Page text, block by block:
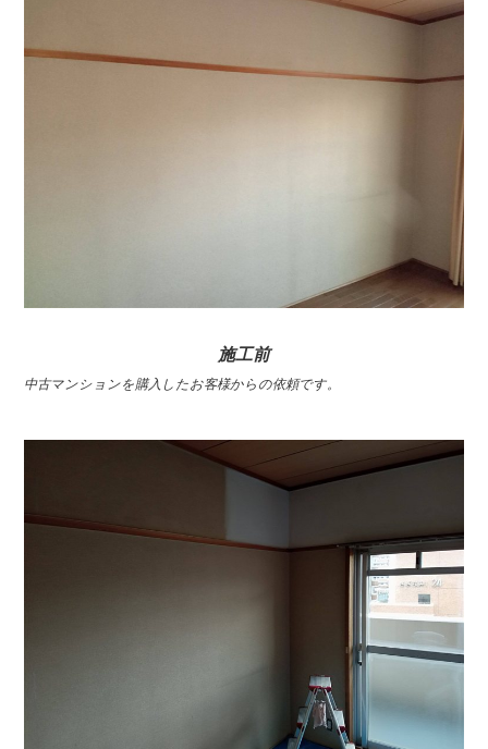
施工前
中古マンションを購入したお客様からの依頼です。